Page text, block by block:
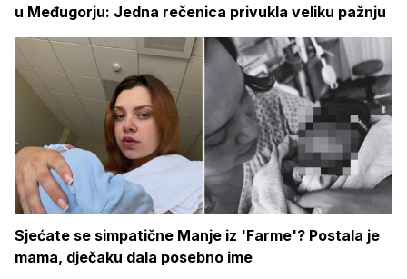
u Međugorju: Jedna rečenica privukla veliku pažnju
Sjećate se simpatične Manje iz 'Farme'? Postala je
mama, dječaku dala posebno ime